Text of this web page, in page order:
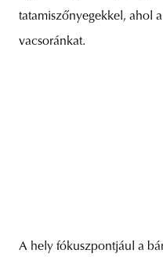
tatamiszőnyegekkel, ahol
vacsoránkat.
A hely fókuszpontjául a